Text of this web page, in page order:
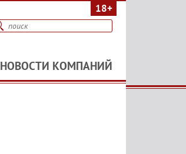
18+
НОВОСТИ КОМПАНИЙ